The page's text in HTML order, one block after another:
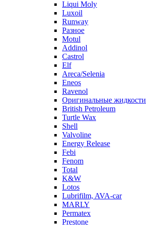
Liqui Moly
Luxoil
Runway
Разное
Motul
Addinol
Castrol
Elf
Areca/Selenia
Eneos
Ravenol
Оригинальные жидкости
British Petroleum
Turtle Wax
Shell
Valvoline
Energy Release
Febi
Fenom
Total
K&W
Lotos
Lubrifilm, AVA-car
MARLY
Permatex
Prestone